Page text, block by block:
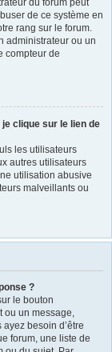
du forum peut
de ce système en
rang sur le forum.
administrateur ou un
compteur de
clique sur le lien de
les utilisateurs
autres utilisateurs
utilisation abusive
malveillants ou
?
le bouton
ou un message,
besoin d’être
forum, une liste de